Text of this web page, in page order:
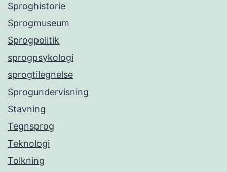
Sproghistorie
Sprogmuseum
Sprogpolitik
sprogpsykologi
sprogtilegnelse
Sprogundervisning
Stavning
Tegnsprog
Teknologi
Tolkning